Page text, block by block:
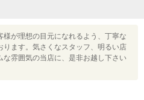
様が理想の目元になれるよう、丁寧な
ります。気さくなスタッフ、明るい店
な雰囲気の当店に、是非お越し下さい